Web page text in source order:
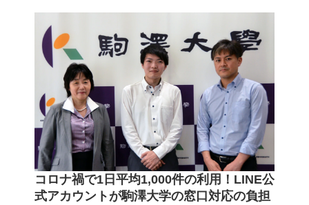
コロナ禍で1日平均1,000件の利用！LINE公
式アカウントが駒澤大学の窓口対応の負担